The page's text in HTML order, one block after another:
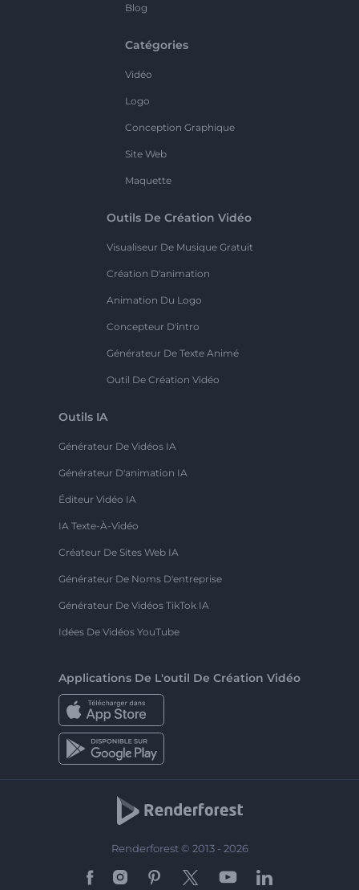
Blog
Catégories
Vidéo
Logo
Conception Graphique
Site Web
Maquette
Outils De Création Vidéo
Visualiseur De Musique Gratuit
Création D'animation
Animation Du Logo
Concepteur D'intro
Générateur De Texte Animé
Outil De Création Vidéo
Outils IA
Générateur De Vidéos IA
Générateur D'animation IA
Éditeur Vidéo IA
IA Texte-À-Vidéo
Créateur De Sites Web IA
Générateur De Noms D'entreprise
Générateur De Vidéos TikTok IA
Idées De Vidéos YouTube
Applications De L'outil De Création Vidéo
Renderforest © 2013 - 2026